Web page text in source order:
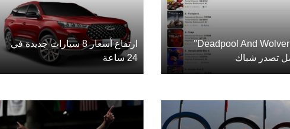
"Deadpool And Wolverine"
تصدر شباك
ارتفاع أسعار 8 سيارات جديدة في
24 ساعة